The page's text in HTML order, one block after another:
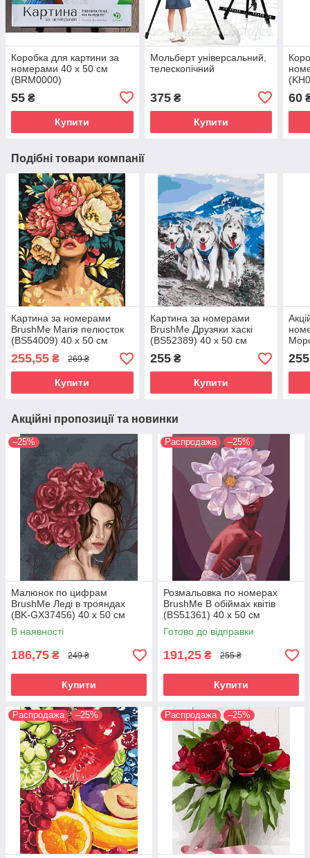
Коробка для картини за
номерами 40 х 50 см
(BRM0000)
55 ₴
Купити
Мольберт універсальний,
телескопічний
375₴
Купити
60
Подібні товари компанії
Картина за номерами
BrushMe Магія пелюсток
(BS54009) 40 х 50 см
255,55 ₴ 269 ₴
Купити
Картина за номерами
BrushMe Друзяки хаскі
(BS52389) 40 х 50 см
255₴
Купити
см
255
Акційні пропозиції та новинки
–25%
Малюнок по цифрам
BrushMe Леді в трояндах
(BK-GX37456) 40 х 50 см
В наявності
186,75 ₴ 249 ₴
Купити
Распродажа –25%
Розмальовка по номерах
BrushMe В обіймах квітів
(BS51361) 40 х 50 см
Готово до відправки
191,25 ₴ 255 ₴
Купити
Распродажа –25% Распродажа –25%